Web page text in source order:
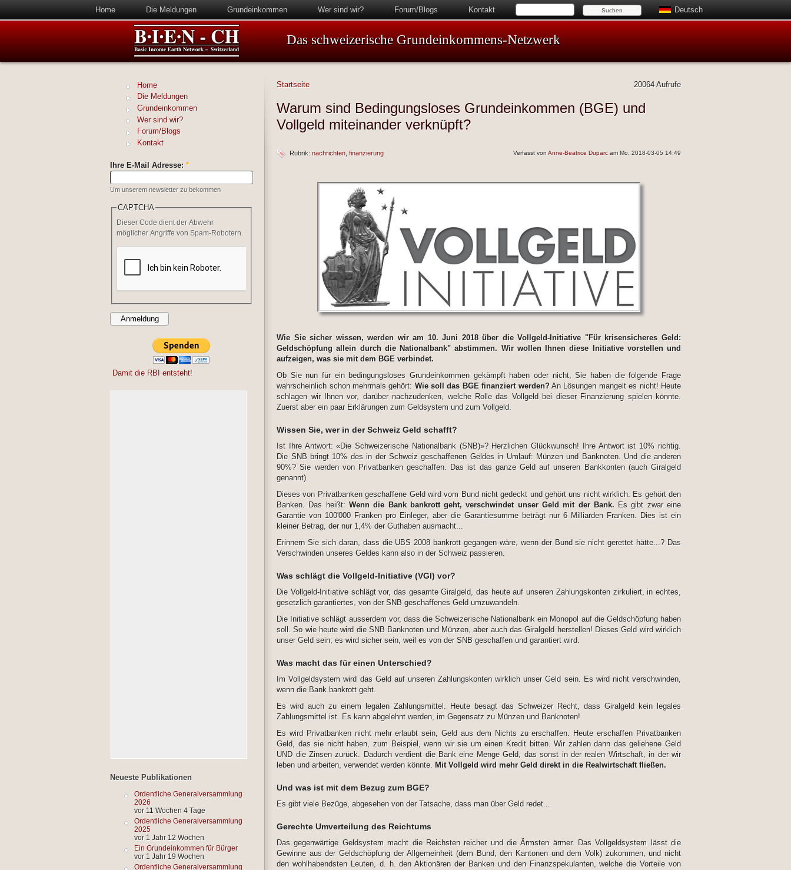
Home Die Meldungen Grundeinkommen Wer sind wir? Forum/Blogs Kontakt Deutsch
Das schweizerische Grundeinkommens-Netzwerk
20064 Aufrufe
Startseite
Warum sind Bedingungsloses Grundeinkommen (BGE) und
Vollgeld miteinander verknüpft?
Verfasst vonAnne-Beatrice Duparc am Mo, 2018-03-05 14:49
Rubrik:nachrichten finanzierung
Wie Sie sicher wissen, werden wir am 10. Juni 2018 über die Vollgeld-Initiative "Für krisensicheres Geld:
Geldschöpfung allein durch die Nationalbank" abstimmen. Wir wollen Ihnen diese Initiative vorstellen und
aufzeigen, was sie mit dem BGE verbindet.
Ob Sie nun für ein bedingungsloses Grundeinkommen gekämpft haben oder nicht, Sie haben die folgende Frage
wahrscheinlich schon mehrmals gehört: Wie soll das BGE finanziert werden?An Lösungen mangelt es nicht! Heute
schlagen wir Ihnen vor, darüber nachzudenken, welche Rolle das Vollgeld bei dieser Finanzierung spielen könnte.
Zuerst aber ein paar Erklärungen zum Geldsystem und zum Vollgeld.
Wissen Sie, wer in der Schweiz Geld schafft?
Ist Ihre Antwort: «Die Schweizerische Nationalbank (SNB)»? Herzlichen Glückwunsch! Ihre Antwort ist 10% richtig.
Die SNB bringt 10% des in der Schweiz geschaffenen Geldes in Umlauf: Münzen und Banknoten. Und die anderen
90%? Sie werden von Privatbanken geschaffen. Das ist das ganze Geld auf unseren Bankkonten (auch Giralgeld
genannt).
Dieses von Privatbanken geschaffene Geld wird vom Bund nicht gedeckt und gehört uns nicht wirklich. Es gehört den
Banken. Das heißt: Wenn die Bank bankrott geht, verschwindet unser Geld mit der Bank.Es gibt zwar eine
Garantie von 100'000 Franken pro Einleger, aber die Garantiesumme beträgt nur 6 Milliarden Franken. Dies ist ein
kleiner Betrag, der nur 1,4% der Guthaben ausmacht...
Erinnern Sie sich daran, dass die UBS 2008 bankrott gegangen wäre, wenn der Bund sie nicht gerettet hätte...? Das
Verschwinden unseres Geldes kann also in der Schweiz passieren.
Was schlägt die Vollgeld-Initiative (VGI) vor?
Die Vollgeld-Initiative schlägt vor, das gesamte Giralgeld, das heute auf unseren Zahlungskonten zirkuliert, in echtes,
gesetzlich garantiertes, von der SNB geschaffenes Geld umzuwandeln.
Die Initiative schlägt ausserdem vor, dass die Schweizerische Nationalbank ein Monopol auf die Geldschöpfung haben
soll. So wie heute wird die SNB Banknoten und Münzen, aber auch das Giralgeld herstellen! Dieses Geld wird wirklich
unser Geld sein; es wird sicher sein, weil es von der SNB geschaffen und garantiert wird.
Was macht das für einen Unterschied?
Im Vollgeldsystem wird das Geld auf unseren Zahlungskonten wirklich unser Geld sein. Es wird nicht verschwinden,
wenn die Bank bankrott geht.
Es wird auch zu einem legalen Zahlungsmittel. Heute besagt das Schweizer Recht, dass Giralgeld kein legales
Zahlungsmittel ist. Es kann abgelehnt werden, im Gegensatz zu Münzen und Banknoten!
Es wird Privatbanken nicht mehr erlaubt sein, Geld aus dem Nichts zu erschaffen. Heute erschaffen Privatbanken
Geld, das sie nicht haben, zum Beispiel, wenn wir sie um einen Kredit bitten. Wir zahlen dann das geliehene Geld
UND die Zinsen zurück. Dadurch verdient die Bank eine Menge Geld, das sonst in der realen Wirtschaft, in der wir
leben und arbeiten, verwendet werden könnte. Mit Vollgeld wird mehr Geld direkt in die Realwirtschaft fließen.
Und was ist mit dem Bezug zum BGE?
Es gibt viele Bezüge, abgesehen von der Tatsache, dass man über Geld redet...
Gerechte Umverteilung des Reichtums
Das gegenwärtige Geldsystem macht die Reichsten reicher und die Ärmsten ärmer. Das Vollgeldsystem lässt die
Gewinne aus der Geldschöpfung der Allgemeinheit (dem Bund, den Kantonen und dem Volk) zukommen, und nicht
den wohlhabendsten Leuten, d. h. den Aktionären der Banken und den Finanzspekulanten, welche die Vorteile von
Home
Die Meldungen
Grundeinkommen
Wer sind wir?
Forum/Blogs
Kontakt
Ihre E-Mail Adresse: *
Um unserem newsletter zu bekommen
CAPTCHA
Dieser Code dient der Abwehr
möglicher Angriffe von Spam-Robotern.
Damit die RBI entsteht!
Neueste Publikationen
Ordentliche Generalversammlung
2026
vor 11 Wochen 4 Tage
Ordentliche Generalversammlung
2025
vor 1 Jahr 12 Wochen
Ein Grundeinkommen für Bürger
vor 1 Jahr 19 Wochen
Ordentliche Generalversammlung